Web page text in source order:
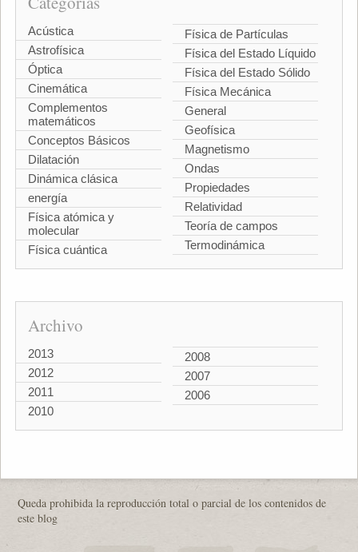
Acústica
Astrofísica
Óptica
Cinemática
Complementos
matemáticos
Conceptos Básicos
Dilatación
Dinámica clásica
energía
Física atómica y
molecular
Física cuántica
Física de Partículas
Física del Estado Líquido
Física del Estado Sólido
Física Mecánica
General
Geofísica
Magnetismo
Ondas
Propiedades
Relatividad
Teoría de campos
Termodinámica
Archivo
2013
2012
2011
2010
2008
2007
2006
Queda prohibida la reproducción total o parcial de los contenidos de
este blog